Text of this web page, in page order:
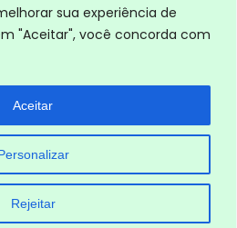
sua experiência de
"Aceitar", você concorda com
Rejeitar
Aceitar